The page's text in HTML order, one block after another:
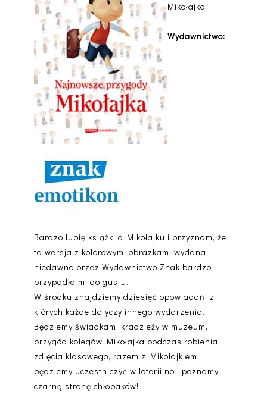
Mikołajka
Wydawnictwo:
Bardzo lubię książki o Mikołajku i przyznam, że
ta wersja z kolorowymi obrazkami wydana
niedawno przez Wydawnictwo Znak bardzo
przypadła mi do gustu.
W środku znajdziemy dziesięć opowiadań, z
których każde dotyczy innego wydarzenia.
Będziemy świadkami kradzieży w muzeum,
przygód kolegów Mikołajka podczas robienia
zdjęcia klasowego, razem z Mikołajkiem
będziemy uczestniczyć w loterii no i poznamy
czarną stronę chłopaków!